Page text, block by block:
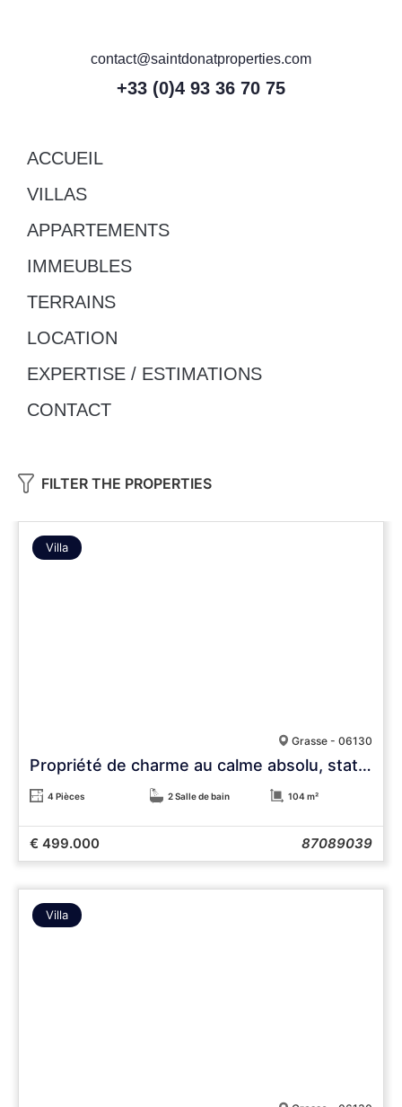
contact@saintdonatproperties.com
+33 (0)4 93 36 70 75
ACCUEIL
VILLAS
APPARTEMENTS
IMMEUBLES
TERRAINS
LOCATION
EXPERTISE / ESTIMATIONS
CONTACT
FILTER THE PROPERTIES
Villa
Grasse - 06130
Propriété de charme au calme absolu, stationnements, 3 600 m² de terrain
4 Pièces 2 Salle de bain 104 m²
€ 499.000 87089039
Villa